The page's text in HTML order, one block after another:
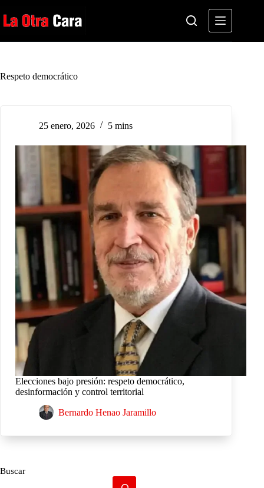
al
contenido
Respeto democrático
25 enero, 2026 5 mins
Elecciones bajo presión: respeto democrático,
desinformación y control territorial
Bernardo Henao Jaramillo
Buscar